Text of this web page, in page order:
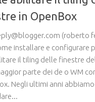
parte dei de o WM
Negli ultimi anni abbiamo
Twitter
Email
Telegram
Copy
Link